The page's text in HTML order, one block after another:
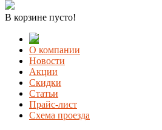
В корзине пусто!
О компании
Новости
Акции
Скидки
Статьи
Прайс-лист
Схема проезда